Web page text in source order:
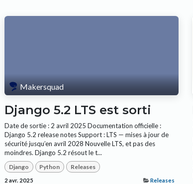
Makersquad
Django 5.2 LTS est sorti
Date de sortie : 2 avril 2025 Documentation officielle :
Django 5.2 release notes Support : LTS — mises à jour de
sécurité jusqu’en avril 2028 Nouvelle LTS, et pas des
moindres. Django 5.2 résout le t...
Django Python Releases
2 avr. 2025 Releases